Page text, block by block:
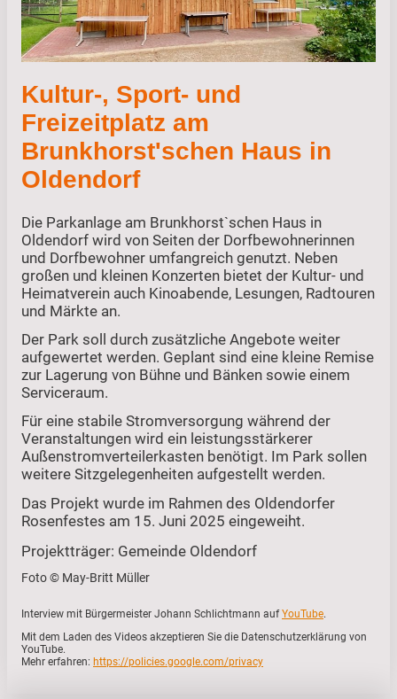
Kultur-, Sport- und
Freizeitplatz am
Brunkhorst'schen Haus in
Oldendorf
Die Parkanlage am Brunkhorst`schen Haus in
Oldendorf wird von Seiten der Dorfbewohnerinnen
und Dorfbewohner umfangreich genutzt. Neben
großen und kleinen Konzerten bietet der Kultur- und
Heimatverein auch Kinoabende, Lesungen, Radtouren
und Märkte an.
Der Park soll durch zusätzliche Angebote weiter
aufgewertet werden. Geplant sind eine kleine Remise
zur Lagerung von Bühne und Bänken sowie einem
Serviceraum.
Für eine stabile Stromversorgung während der
Veranstaltungen wird ein leistungsstärkerer
Außenstromverteilerkasten benötigt. Im Park sollen
weitere Sitzgelegenheiten aufgestellt werden.
Das Projekt wurde im Rahmen des Oldendorfer
Rosenfestes am 15. Juni 2025 eingeweiht.
Projektträger: Gemeinde Oldendorf
Foto © May-Britt Müller
Interview mit Bürgermeister Johann Schlichtmann aufYouTube.
Mit dem Laden des Videos akzeptieren Sie die Datenschutzerklärung von
YouTube.
Mehr erfahren: https://policies.google.com/privacy